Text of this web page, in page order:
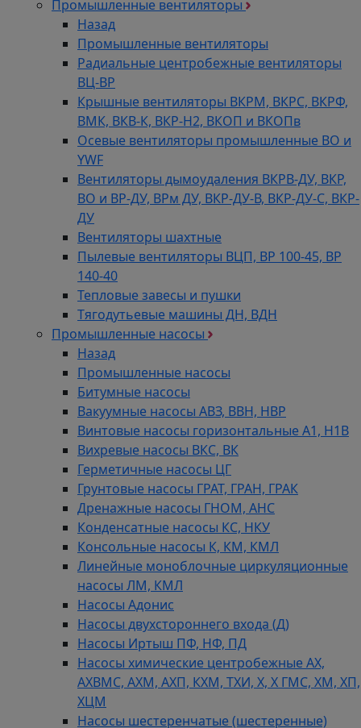
Промышленные вентиляторы
Назад
Промышленные вентиляторы
Радиальные центробежные вентиляторы
ВЦ-ВР
Крышные вентиляторы ВКРМ, ВКРС, ВКРФ,
ВМК, ВКВ-К, ВКР-Н2, ВКОП и ВКОПв
Осевые вентиляторы промышленные ВО и
YWF
Вентиляторы дымоудаления ВКРВ-ДУ, ВКР,
ВО и ВР-ДУ, ВРм ДУ, ВКР-ДУ-В, ВКР-ДУ-С, ВКР-
ДУ
Вентиляторы шахтные
Пылевые вентиляторы ВЦП, ВР 100-45, ВР
140-40
Тепловые завесы и пушки
Тягодутьевые машины ДН, ВДН
Промышленные насосы
Назад
Промышленные насосы
Битумные насосы
Вакуумные насосы АВЗ, ВВН, НВР
Винтовые насосы горизонтальные А1, Н1В
Вихревые насосы ВКС, ВК
Герметичные насосы ЦГ
Грунтовые насосы ГРАТ, ГРАН, ГРАК
Дренажные насосы ГНОМ, АНС
Конденсатные насосы КС, НКУ
Консольные насосы К, КМ, КМЛ
Линейные моноблочные циркуляционные
насосы ЛМ, КМЛ
Насосы Адонис
Насосы двухстороннего входа (Д)
Насосы Иртыш ПФ, НФ, ПД
Насосы химические центробежные АХ,
АХВМС, АХМ, АХП, КХМ, ТХИ, Х, Х ГМС, ХМ, ХП,
ХЦМ
Насосы шестеренчатые (шестеренные)